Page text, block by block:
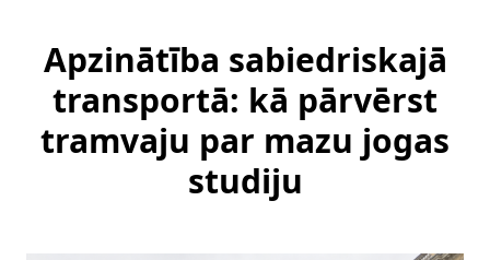
Apzinātība sabiedriskajā
transportā: kā pārvērst
tramvaju par mazu jogas
studiju